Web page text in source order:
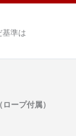
基準は
ープ付属）